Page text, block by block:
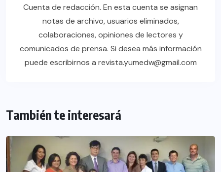
Cuenta de redacción. En esta cuenta se asignan
notas de archivo, usuarios eliminados,
colaboraciones, opiniones de lectores y
comunicados de prensa. Si desea más información
puede escribirnos a revista.yumedw@gmail.com
También te interesará